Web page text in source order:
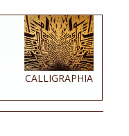
CALLIGRAPHIA